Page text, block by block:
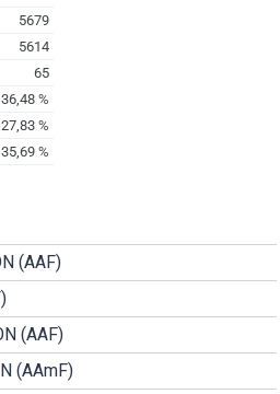
(AAF)
(AAF)
(AAmF)